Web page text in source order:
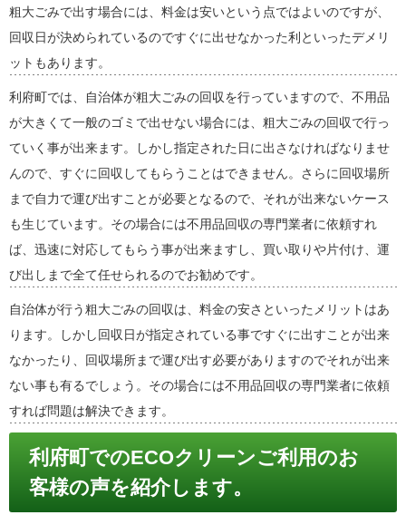
粗大ごみで出す場合には、料金は安いという点ではよいのですが、
回収日が決められているのですぐに出せなかった利といったデメリ
ットもあります。
利府町では、自治体が粗大ごみの回収を行っていますので、不用品
が大きくて一般のゴミで出せない場合には、粗大ごみの回収で行っ
ていく事が出来ます。しかし指定された日に出さなければなりませ
んので、すぐに回収してもらうことはできません。さらに回収場所
まで自力で運び出すことが必要となるので、それが出来ないケース
も生じています。その場合には不用品回収の専門業者に依頼すれ
ば、迅速に対応してもらう事が出来ますし、買い取りや片付け、運
び出しまで全て任せられるのでお勧めです。
自治体が行う粗大ごみの回収は、料金の安さといったメリットはあ
ります。しかし回収日が指定されている事ですぐに出すことが出来
なかったり、回収場所まで運び出す必要がありますのでそれが出来
ない事も有るでしょう。その場合には不用品回収の専門業者に依頼
すれば問題は解決できます。
利府町でのECOクリーンご利用のお
客様の声を紹介します。